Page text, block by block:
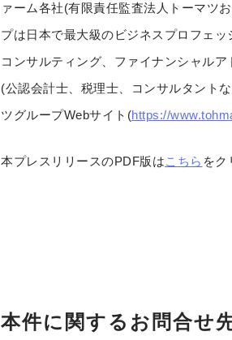
ァーム各社(有限責任監査法人トーマツ
プは日本で最大級のビジネスプロフェ
コンサルティング、ファイナンシャル
(公認会計士、税理士、コンサルタント
ツグループWebサイト(https://
本プレスリリースのPDF版はこちら をク
本件に関するお問合せ